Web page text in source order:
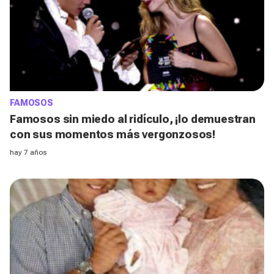
FAMOSOS
Famosos sin miedo al ridículo, ¡lo demuestran
con sus momentos más vergonzosos!
hay 7 años